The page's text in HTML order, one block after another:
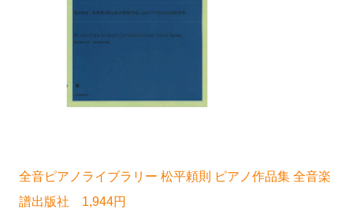
全音ピアノライブラリー 松平頼則 ピアノ作品集 全音楽
譜出版社 1,944円